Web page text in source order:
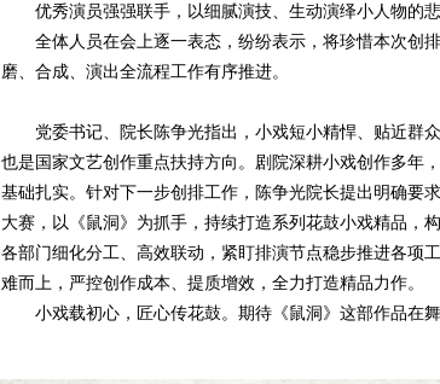
优秀演员强强联手，以细腻演技、生动演绎小人物的悲
全体人员在会上逐一表态，纷纷表示，将珍惜本次创
磨、合成、演出全流程工作有序推进。
党委书记、院长陈争光指出，小戏短小精悍、贴近群众
也是国家文艺创作重点扶持方向。剧院深耕小戏创作多年
基础扎实。针对下一步创排工作，陈争光院长提出明确要
大赛，以《鼠洞》为抓手，持续打造系列花鼓小戏精品，
各部门细化分工、高效联动，紧盯排演节点稳步推进各项
难而上，严控创作成本、提质增效，全力打造精品力作。
小戏载初心，匠心传花鼓。期待《鼠洞》这部作品在舞